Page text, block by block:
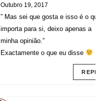
Outubro 19, 2017
” Mas sei que gosta e isso é o que
importa para si, deixo apenas a
minha opinião.”
Exactamente o que eu disse
REPLY